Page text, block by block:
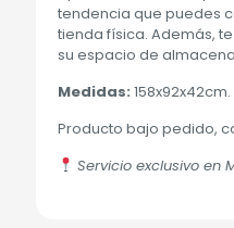
tendencia que puedes
tienda física. Además,
su espacio de
Medidas: 158x92x42cm.
Producto bajo pedido,
Servicio exclusivo en